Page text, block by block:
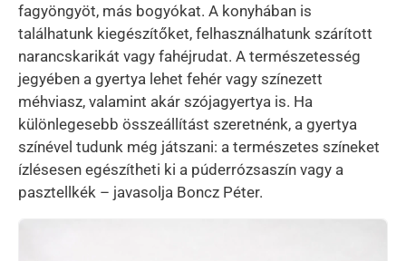
fagyöngyöt, más bogyókat. A konyhában is
találhatunk kiegészítőket, felhasználhatunk szárított
narancskarikát vagy fahéjrudat. A természetesség
jegyében a gyertya lehet fehér vagy színezett
méhviasz, valamint akár szójagyertya is. Ha
különlegesebb összeállítást szeretnénk, a gyertya
színével tudunk még játszani: a természetes színeket
ízlésesen egészítheti ki a púderrózsaszín vagy a
pasztellkék – javasolja Boncz Péter.